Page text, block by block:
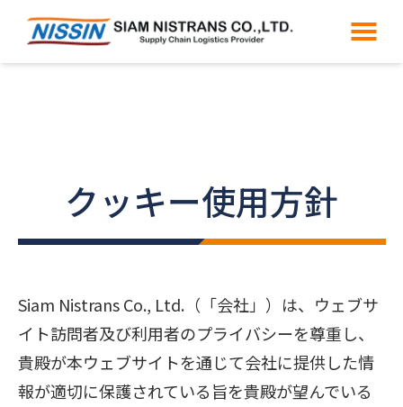
クッキー使用方針
Siam Nistrans Co., Ltd.（「会社」）は、ウェブサ
イト訪問者及び利用者のプライバシーを尊重し、
貴殿が本ウェブサイトを通じて会社に提供した情
報が適切に保護されている旨を貴殿が望んでいる